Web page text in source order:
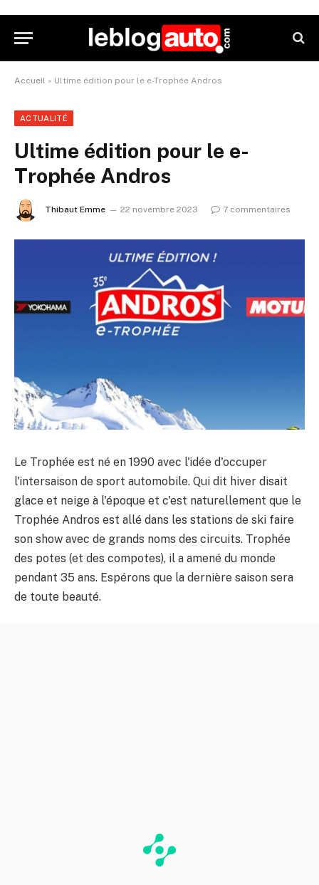
Accueil » Ultime édition pour le e-Trophée Andros
ACTUALITÉ
Ultime édition pour le e-
Trophée Andros
Thibaut Emme 22 novembre 2023 7 commentaires
Le Trophée est né en 1990 avec l'idée d'occuper
l'intersaison de sport automobile. Qui dit hiver disait
glace et neige à l'époque et c'est naturellement que le
Trophée Andros est allé dans les stations de ski faire
son show avec de grands noms des circuits. Trophée
des potes (et des compotes), il a amené du monde
pendant 35 ans. Espérons que la dernière saison sera
de toute beauté.